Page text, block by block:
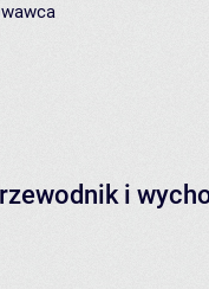
i